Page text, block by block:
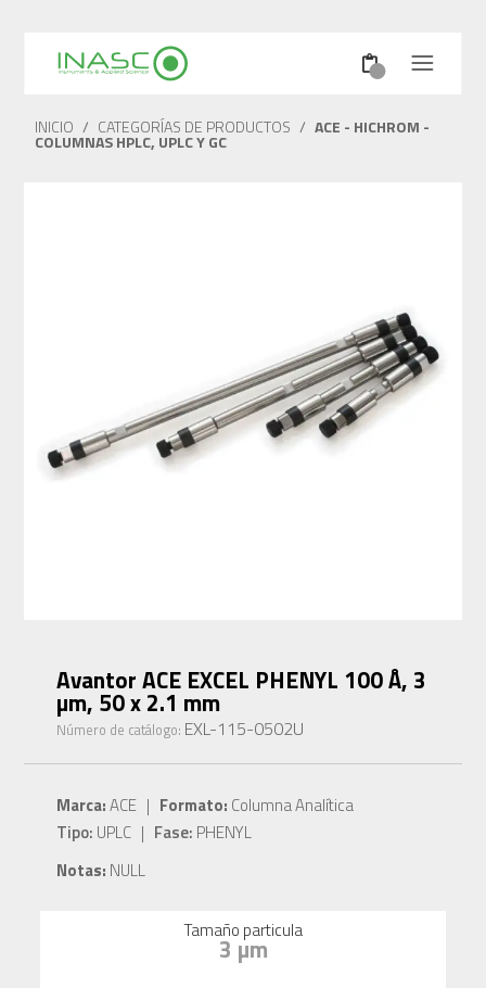
INICIO / CATEGORÍAS DE PRODUCTOS / ACE - HICHROM -
COLUMNAS HPLC, UPLC Y GC
Avantor ACE EXCEL PHENYL 100 Å, 3
µm, 50 x 2.1 mm
Número de catálogo: EXL-115-0502U
Marca:ACE | Formato: Columna Analítica
Tipo: UPLC | Fase: PHENYL
Notas: NULL
Tamaño particula
3 µm